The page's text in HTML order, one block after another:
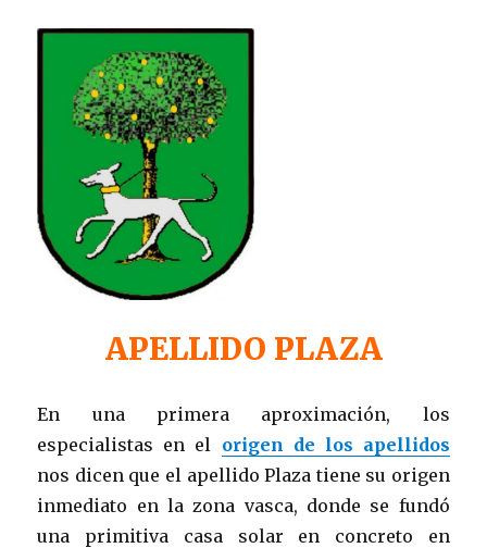
APELLIDO PLAZA
En una primera aproximación, los
especialistas en el origen de los apellidos
nos dicen que el apellido Plaza tiene su origen
inmediato en la zona vasca, donde se fundó
una primitiva casa solar en concreto en